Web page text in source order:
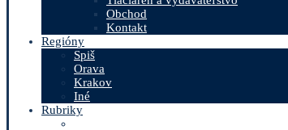
Obchod
Kontakt
Regióny
Spiš
Orava
Krakov
Iné
Rubriky